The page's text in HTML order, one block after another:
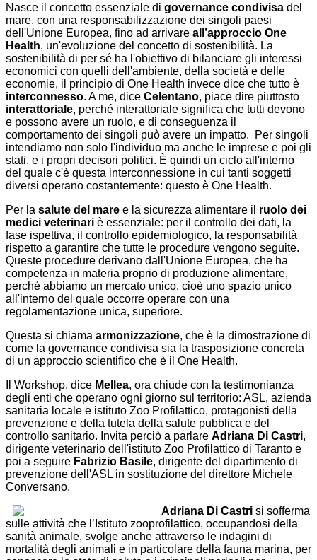
Nasce il concetto essenziale di governance condivisa del
mare, con una responsabilizzazione dei singoli paesi
dell'Unione Europea, fino ad arrivare all’approccio One
Health, un'evoluzione del concetto di sostenibilità. La
sostenibilità di per sé ha l'obiettivo di bilanciare gli interessi
economici con quelli dell'ambiente, della società e delle
economie, il principio di One Health invece dice che tutto è
interconnesso. A me, dice Celentano, piace dire piuttosto
interattoriale, perché interattoriale significa che tutti devono
e possono avere un ruolo, e di conseguenza il
comportamento dei singoli può avere un impatto. Per singoli
intendiamo non solo l'individuo ma anche le imprese e poi gli
stati, e i propri decisori politici. È quindi un ciclo all'interno
del quale c'è questa interconnessione in cui tanti soggetti
diversi operano costantemente: questo è One Health.
Per la salute del mare e la sicurezza alimentare il ruolo dei
medici veterinari è essenziale: per il controllo dei dati, la
fase ispettiva, il controllo epidemiologico, la responsabilità
rispetto a garantire che tutte le procedure vengono seguite.
Queste procedure derivano dall'Unione Europea, che ha
competenza in materia proprio di produzione alimentare,
perché abbiamo un mercato unico, cioè uno spazio unico
all'interno del quale occorre operare con una
regolamentazione unica, superiore.
Questa si chiama armonizzazione, che è la dimostrazione di
come la governance condivisa sia la trasposizione concreta
di un approccio scientifico che è il One Health.
Il Workshop, dice Mellea, ora chiude con la testimonianza
degli enti che operano ogni giorno sul territorio: ASL, azienda
sanitaria locale e istituto Zoo Profilattico, protagonisti della
prevenzione e della tutela della salute pubblica e del
controllo sanitario. Invita perciò a parlare Adriana Di Castri,
dirigente veterinario dell'istituto Zoo Profilattico di Taranto e
poi a seguire Fabrizio Basile, dirigente del dipartimento di
prevenzione dell'ASL in sostituzione del direttore Michele
Conversano.
Adriana Di Castri si sofferma
sulle attività che l’Istituto zooprofilattico, occupandosi della
sanità animale, svolge anche attraverso le indagini di
mortalità degli animali e in particolare della fauna marina, per